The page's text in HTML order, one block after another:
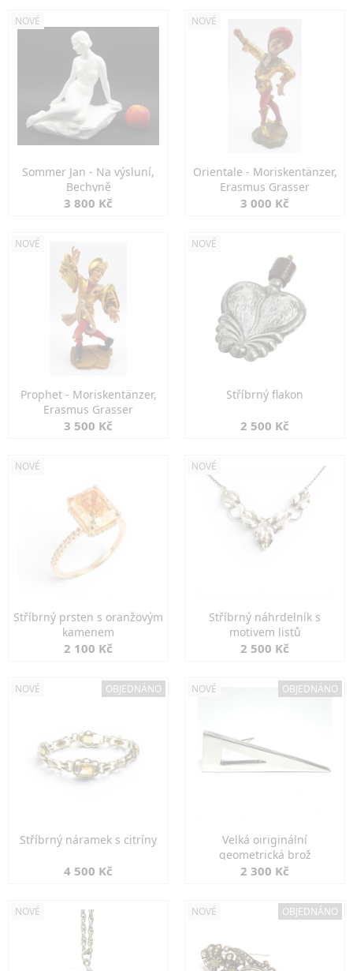
NOVÉ
Sommer Jan - Na výsluní,
Bechyně
3 800 Kč
NOVÉ
Orientale - Moriskentänzer,
Erasmus Grasser
3 000 Kč
NOVÉ
Prophet - Moriskentänzer,
Erasmus Grasser
3 500 Kč
NOVÉ
Stříbrný flakon
2 500 Kč
NOVÉ
Stříbrný prsten s oranžovým
kamenem
2 100 Kč
NOVÉ
Stříbrný náhrdelník s
motivem listů
2 500 Kč
NOVÉ OBJEDNÁNO
Stříbrný náramek s citríny
4 500 Kč
NOVÉ OBJEDNÁNO
Velká oiriginální
geometrická brož
2 300 Kč
NOVÉ NOVÉ OBJEDNÁNO